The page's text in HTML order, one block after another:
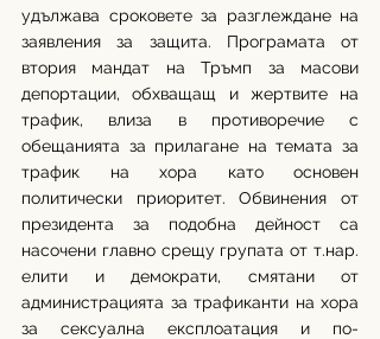
удължава сроковете за разглеждане на
заявления за защита. Програмата от
втория мандат на Тръмп за масови
депортации, обхващащ и жертвите на
трафик, влиза в противоречие с
обещанията за прилагане на темата за
трафик на хора като основен
политически приоритет. Обвинения от
президента за подобна дейност са
насочени главно срещу групата от т.нар.
елити и демократи, смятани от
администрацията за трафиканти на хора
за сексуална експлоатация и по-